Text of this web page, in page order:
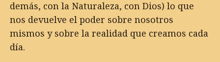
demás, con la Naturaleza, con Dios) lo que
nos devuelve el poder sobre nosotros
mismos y sobre la realidad que creamos cada
día.